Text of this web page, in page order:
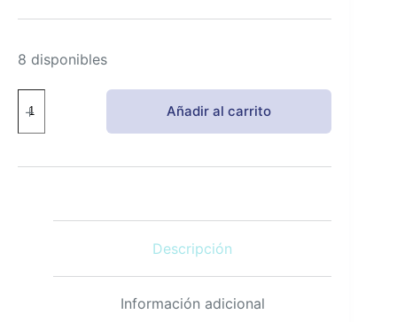
8 disponibles
Thru
Nutrition
D3
cantidad
Añadir al carrito
Descripción
Información adicional